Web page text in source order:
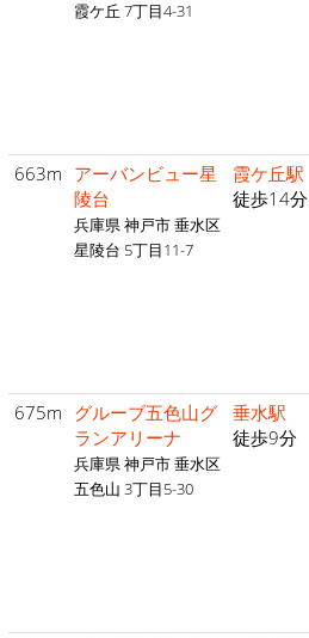
霞ケ丘 7丁目4-31
663m アーバンビュー星
陵台
兵庫県 神戸市 垂水区
星陵台 5丁目11-7
霞ケ丘駅
徒歩14分
675m グルーブ五色山グ
ランアリーナ
兵庫県 神戸市 垂水区
五色山 3丁目5-30
垂水駅
徒歩9分